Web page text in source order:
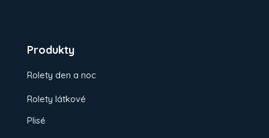
Produkty
Rolety den a noc
Rolety látkové
Plisé